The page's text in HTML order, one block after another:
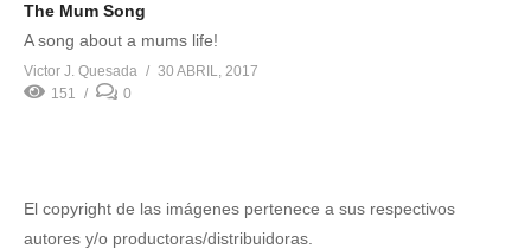
The Mum Song
A song about a mums life!
Victor J. Quesada
30 ABRIL, 2017
151
0
El copyright de las imágenes pertenece a sus respectivos
autores y/o productoras/distribuidoras.